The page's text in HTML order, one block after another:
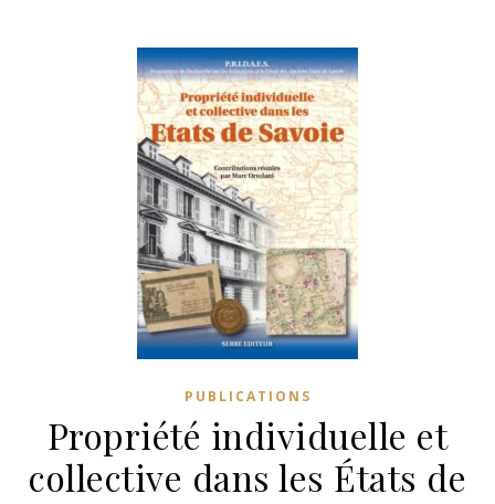
PUBLICATIONS
Propriété individuelle et
collective dans les États de